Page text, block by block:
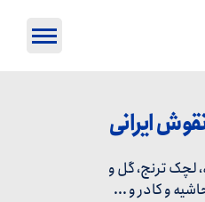
ایرانی
لچک ترنج، گل و
و کادر و ...